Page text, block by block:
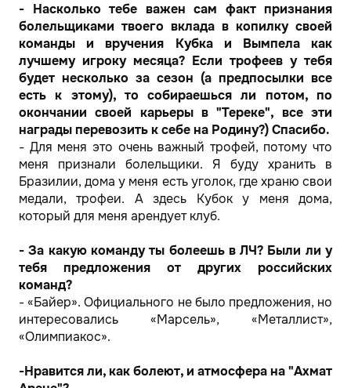
- Насколько тебе важен сам факт признания
болельщиками твоего вклада в копилку своей
команды и вручения Кубка и Вымпела как
лучшему игроку месяца? Если трофеев у тебя
будет несколько за сезон (а предпосылки все
есть к этому), то собираешься ли потом, по
окончании своей карьеры в "Тереке", все эти
награды перевозить к себе на Родину?) Спасибо.
- Для меня это очень важный трофей, потому что
меня признали болельщики. Я буду хранить в
Бразилии, дома у меня есть уголок, где храню свои
медали, трофеи. А здесь Кубок у меня дома,
который для меня арендует клуб.
- За какую команду ты болеешь в ЛЧ? Были ли у
тебя предложения от других российских
команд?
- «Байер». Официального не было предложения, но
интересовались «Марсель», «Металлист»,
«Олимпиакос».
-Нравится ли, как болеют, и атмосфера на "Ахмат